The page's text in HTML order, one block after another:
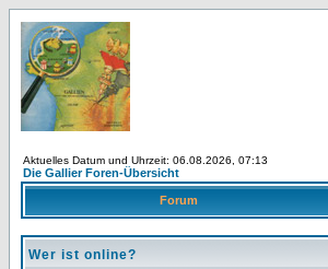
Aktuelles Datum und Uhrzeit: 06.08.2026, 07:13
Die Gallier Foren-Übersicht
Forum
Wer ist online?